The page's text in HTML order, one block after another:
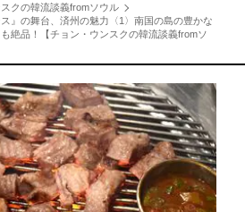
クの韓流談義fromソウル
』の舞台、済州の魅力〈1〉南国の島の豊かな
絶品！【チョン・ウンスクの韓流談義fromソ